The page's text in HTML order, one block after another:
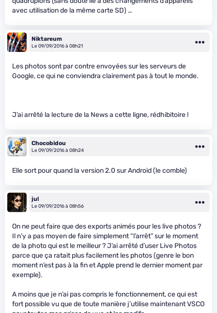
avec utilisation de la même carte SD) …
Niktareum
Le 09/09/2016 à 08h21
Les photos sont par contre envoyées sur les serveurs de
Google, ce qui ne conviendra clairement pas à tout le monde.
J’ai arrêté la lecture de la News a cette ligne, rédhibitoire !
Chocobidou
Le 09/09/2016 à 08h24
Elle sort pour quand la version 2.0 sur Android (le comble)
jul
Le 09/09/2016 à 08h56
On ne peut faire que des exports animés pour les live photos ?
Il n’y a pas moyen de faire simplement “l’arrêt” sur le moment
de la photo qui est le meilleur ? J’ai arrêté d’user Live Photos
parce que ça ratait plus facilement les photos (genre le bon
moment n’est pas à la fin et Apple prend le dernier moment par
exemple).
A moins que je n’ai pas compris le fonctionnement, ce qui est
fort possible vu que de toute manière j’utilise maintenant VSCO